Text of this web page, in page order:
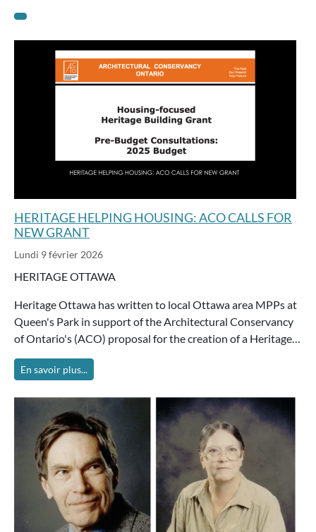
HERITAGE HELPING HOUSING: ACO CALLS FOR
NEW GRANT
Lundi 9 février 2026
HERITAGE OTTAWA
Heritage Ottawa has written to local Ottawa area MPPs at
Queen's Park in support of the Architectural Conservancy
of Ontario's (ACO) proposal for the creation of a Heritage…
En savoir plus...